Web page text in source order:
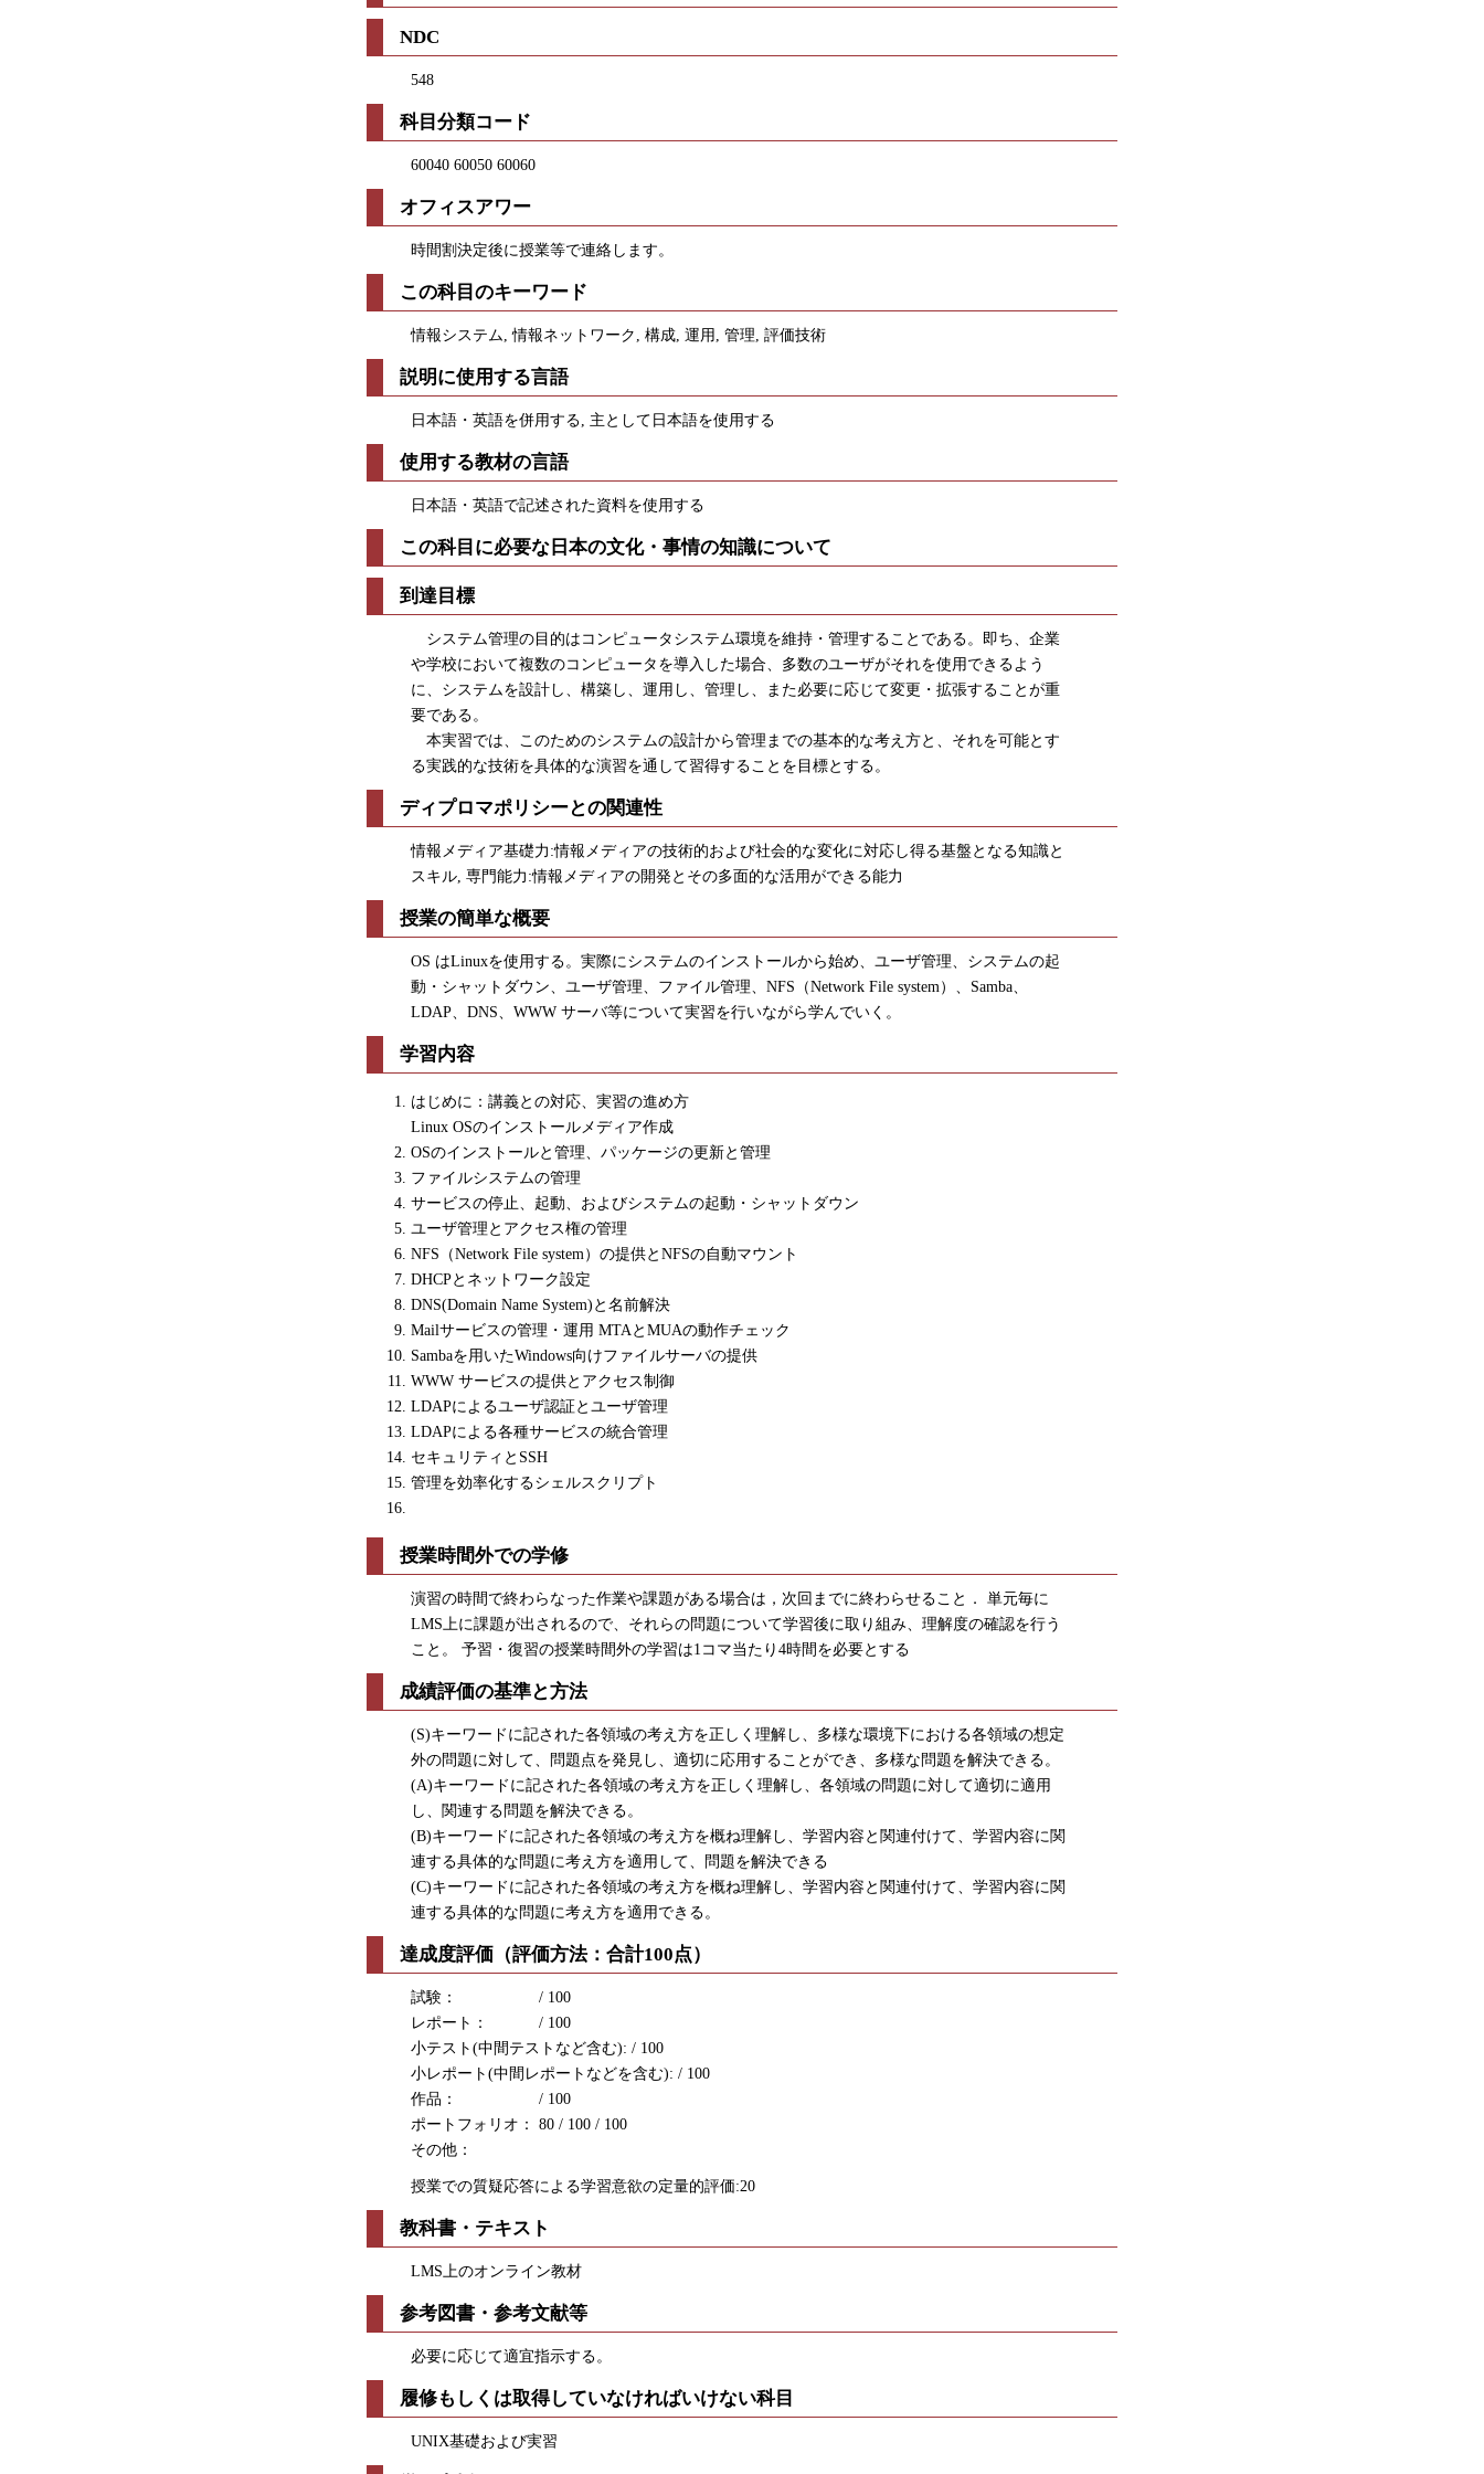
NDC
548
科目分類コード
60040 60050 60060
オフィスアワー
時間割決定後に授業等で連絡します。
この科目のキーワード
情報システム, 情報ネットワーク, 構成, 運用, 管理, 評価技術
説明に使用する言語
日本語・英語を併用する, 主として日本語を使用する
使用する教材の言語
日本語・英語で記述された資料を使用する
この科目に必要な日本の文化・事情の知識について
到達目標
システム管理の目的はコンピュータシステム環境を維持・管理することである。即ち、企業
や学校において複数のコンピュータを導入した場合、多数のユーザがそれを使用できるよう
に、システムを設計し、構築し、運用し、管理し、また必要に応じて変更・拡張することが重
要である。
本実習では、このためのシステムの設計から管理までの基本的な考え方と、それを可能とす
る実践的な技術を具体的な演習を通して習得することを目標とする。
ディプロマポリシーとの関連性
情報メディア基礎力:情報メディアの技術的および社会的な変化に対応し得る基盤となる知識と
スキル, 専門能力:情報メディアの開発とその多面的な活用ができる能力
授業の簡単な概要
OS はLinuxを使用する。実際にシステムのインストールから始め、ユーザ管理、システムの起
動・シャットダウン、ユーザ管理、ファイル管理、NFS（Network File system）、Samba、
LDAP、DNS、WWW サーバ等について実習を行いながら学んでいく。
学習内容
はじめに：講義との対応、実習の進め方
Linux OSのインストールメディア作成
OSのインストールと管理、パッケージの更新と管理
ファイルシステムの管理
サービスの停止、起動、およびシステムの起動・シャットダウン
ユーザ管理とアクセス権の管理
NFS（Network File system）の提供とNFSの自動マウント
DHCPとネットワーク設定
DNS(Domain Name System)と名前解決
Mailサービスの管理・運用 MTAとMUAの動作チェック
Sambaを用いたWindows向けファイルサーバの提供
WWW サービスの提供とアクセス制御
LDAPによるユーザ認証とユーザ管理
LDAPによる各種サービスの統合管理
セキュリティとSSH
管理を効率化するシェルスクリプト
授業時間外での学修
演習の時間で終わらなった作業や課題がある場合は，次回までに終わらせること． 単元毎に
LMS上に課題が出されるので、それらの問題について学習後に取り組み、理解度の確認を行う
こと。 予習・復習の授業時間外の学習は1コマ当たり4時間を必要とする
成績評価の基準と方法
(S)キーワードに記された各領域の考え方を正しく理解し、多様な環境下における各領域の想定
外の問題に対して、問題点を発見し、適切に応用することができ、多様な問題を解決できる。
(A)キーワードに記された各領域の考え方を正しく理解し、各領域の問題に対して適切に適用
し、関連する問題を解決できる。
(B)キーワードに記された各領域の考え方を概ね理解し、学習内容と関連付けて、学習内容に関
連する具体的な問題に考え方を適用して、問題を解決できる
(C)キーワードに記された各領域の考え方を概ね理解し、学習内容と関連付けて、学習内容に関
連する具体的な問題に考え方を適用できる。
達成度評価（評価方法：合計100点）
試験： / 100
レポート： / 100
小テスト(中間テストなど含む): / 100
小レポート(中間レポートなどを含む): / 100
作品： / 100
ポートフォリオ： 80 / 100 / 100
その他：
授業での質疑応答による学習意欲の定量的評価:20
教科書・テキスト
LMS上のオンライン教材
参考図書・参考文献等
必要に応じて適宜指示する。
履修もしくは取得していなければいけない科目
UNIX基礎および実習